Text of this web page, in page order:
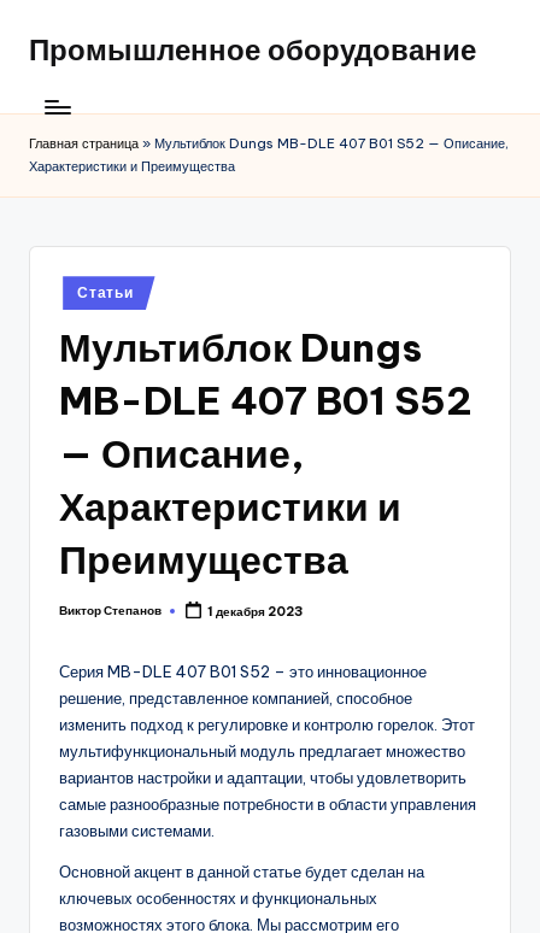
Промышленное оборудование
Главная страница » Мультиблок Dungs MB-DLE 407 B01 S52 — Описание,
Характеристики и Преимущества
Posted
in
Статьи
Мультиблок Dungs
MB-DLE 407 B01 S52
— Описание,
Характеристики и
Преимущества
Posted
Виктор Степанов 1 декабря 2023
Серия MB-DLE 407 B01 S52 – это инновационное
решение, представленное компанией, способное
изменить подход к регулировке и контролю горелок. Этот
мультифункциональный модуль предлагает множество
вариантов настройки и адаптации, чтобы удовлетворить
самые разнообразные потребности в области управления
газовыми системами.
Основной акцент в данной статье будет сделан на
ключевых особенностях и функциональных
возможностях этого блока. Мы рассмотрим его